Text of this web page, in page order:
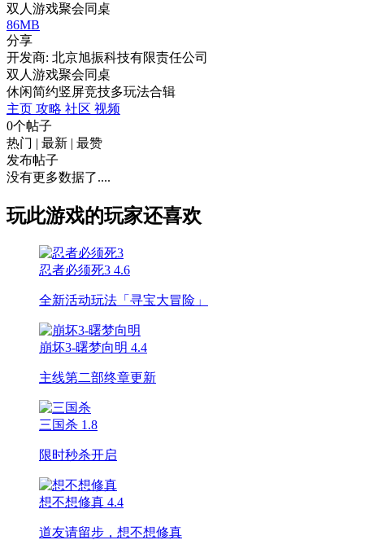
双人游戏聚会同桌
86MB
分享
开发商: 北京旭振科技有限责任公司
双人游戏聚会同桌
休闲简约竖屏竞技多玩法合辑
主页 攻略 社区 视频
0个帖子
热门 | 最新 | 最赞
发布帖子
没有更多数据了....
玩此游戏的玩家还喜欢
忍者必须死3 4.6
全新活动玩法「寻宝大冒险」
崩坏3-曙梦向明 4.4
主线第二部终章更新
三国杀 1.8
限时秒杀开启
想不想修真 4.4
道友请留步，想不想修真